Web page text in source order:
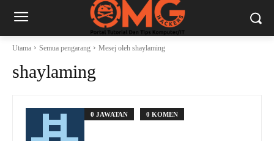
Utama Semua pengarang Mesej oleh shaylaming
shaylaming
0 JAWATAN 0 KOMEN